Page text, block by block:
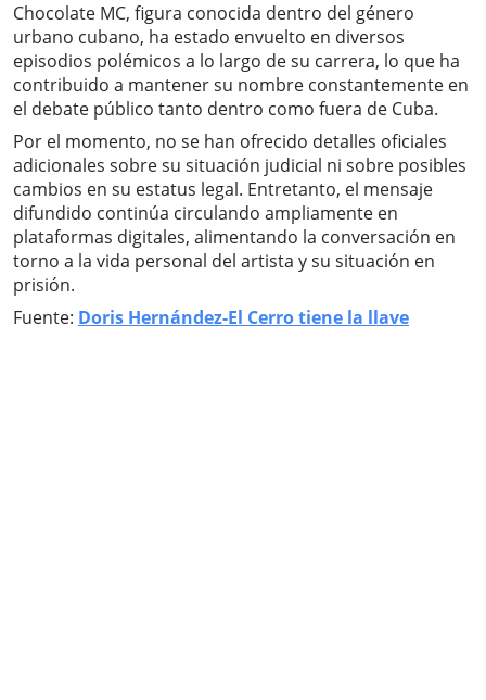
Chocolate MC, figura conocida dentro del género
urbano cubano, ha estado envuelto en diversos
episodios polémicos a lo largo de su carrera, lo que ha
contribuido a mantener su nombre constantemente en
el debate público tanto dentro como fuera de Cuba.
Por el momento, no se han ofrecido detalles oficiales
adicionales sobre su situación judicial ni sobre posibles
cambios en su estatus legal. Entretanto, el mensaje
difundido continúa circulando ampliamente en
plataformas digitales, alimentando la conversación en
torno a la vida personal del artista y su situación en
prisión.
Fuente: Doris Hernández-El Cerro tiene la llave